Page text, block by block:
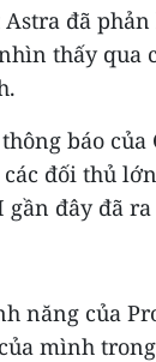
đã
thấy qua
báo
đối thủ
đây đã
năng của
mình